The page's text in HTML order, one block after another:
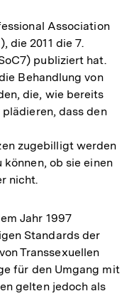
Association
die 2011 die 7.
publiziert hat.
Behandlung von
die, wie bereits
dass den
zugebilligt werden
können, ob sie einen
nicht.
Jahr 1997
Standards der
Transsexuellen
für den Umgang mit
gelten jedoch als